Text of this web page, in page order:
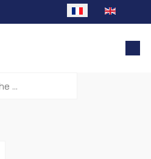
Sélectionnez votre